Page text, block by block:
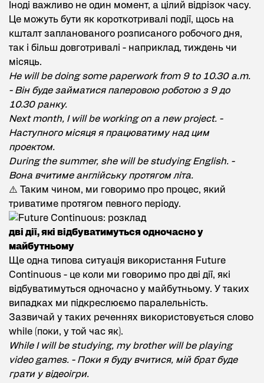
Іноді важливо не один момент, а цілий відрізок часу.
Це можуть бути як короткотривалі події, щось на
кшталт запланованого розписаного робочого дня,
так і більш довготривалі - наприклад, тиждень чи
місяць.
He will be doing some paperwork from 9 to 10.30 a.m.
- Він буде займатися паперовою роботою з 9 до
10.30 ранку.
Next month, I will be working on a new project. -
Наступного місяця я працюватиму над цим
проектом.
During the summer, she will be studying English. -
Вона вчитиме англійську протягом літа.
⚠️ Таким чином, ми говоримо про процес, який
триватиме протягом певного періоду.
дві дії, які відбуватимуться одночасно у
майбутньому
Ще одна типова ситуація використання Future
Continuous - це коли ми говоримо про дві дії, які
відбуватимуться одночасно у майбутньому. У таких
випадках ми підкреслюємо паралельність.
Зазвичай у таких реченнях використовується слово
while (поки, у той час як).
While I will be studying, my brother will be playing
video games. - Поки я буду вчитися, мій брат буде
грати у відеоігри.